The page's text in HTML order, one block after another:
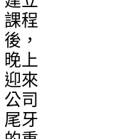
課程
後，
晚上
迎來
公司
尾牙